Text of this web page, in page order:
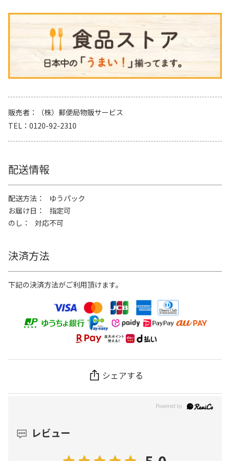
販売者
（株）郵便局物販サービス
TEL
0120-92-2310
配送情報
配送方法
ゆうパック
お届け日
指定可
のし
対応不可
決済方法
下記の決済方法がご利用頂けます。
シェアする
レビュー